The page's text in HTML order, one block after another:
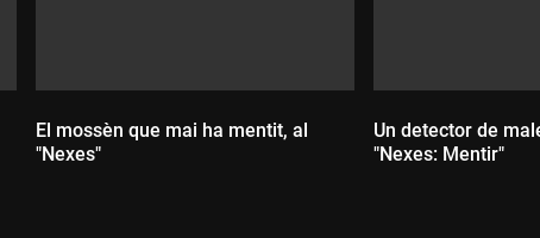
El mossèn que mai ha mentit, al
"Nexes"
Un detector de
"Nexes: Mentir"